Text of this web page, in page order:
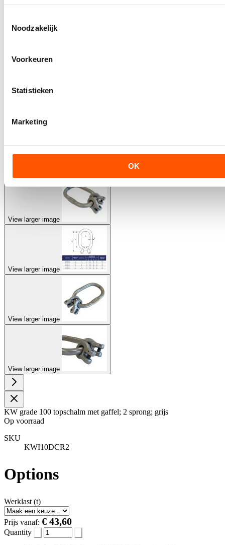
Noodzakelijk
Voorkeuren
Statistieken
Marketing
OK
View larger image
View larger image
View larger image
View larger image
KW grade 100 topschalm met gaffel; 2 sprong; grijs
Op voorraad
SKU
KWI10DCR2
Options
Werklast (t)
Prijs vanaf: € 43,60
Quantity